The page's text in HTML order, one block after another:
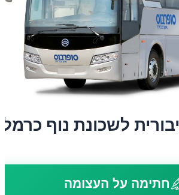
לשכונת נוף כרמל
חתימה על העצומה